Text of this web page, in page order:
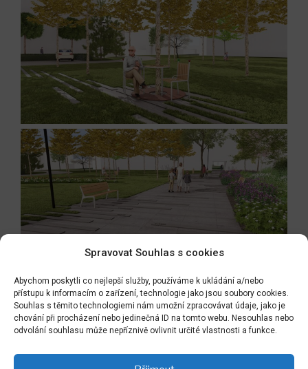
Spravovat Souhlas s cookies
Abychom poskytli co nejlepší služby, používáme k ukládání a/nebo
přístupu k informacím o zařízení, technologie jako jsou soubory cookies.
Souhlas s těmito technologiemi nám umožní zpracovávat údaje, jako je
chování při procházení nebo jedinečná ID na tomto webu. Nesouhlas nebo
odvolání souhlasu může nepříznivě ovlivnit určité vlastnosti a funkce.
Navigace
Předchozí
PŘEDCHOZÍ
a zase vánoce !